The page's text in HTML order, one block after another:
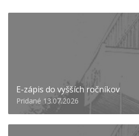
E-zápis do vyšších ročníkov
Pridané 13.07.2026